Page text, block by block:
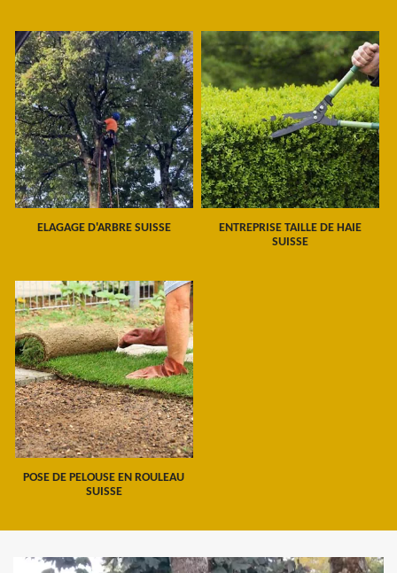
ELAGAGE D'ARBRE SUISSE
ENTREPRISE TAILLE DE HAIE
SUISSE
POSE DE PELOUSE EN ROULEAU
SUISSE